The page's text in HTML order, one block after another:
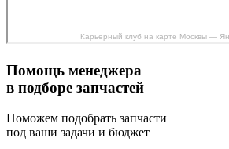
Карьерный клуб на карте Москвы —
Помощь менеджера
в подборе запчастей
Поможем подобрать запчасти
под ваши задачи и бюджет